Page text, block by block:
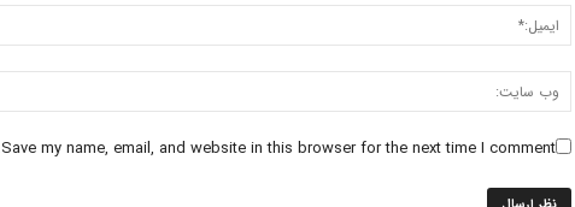
Save my name, email, and website in this browser for the next time I comment.